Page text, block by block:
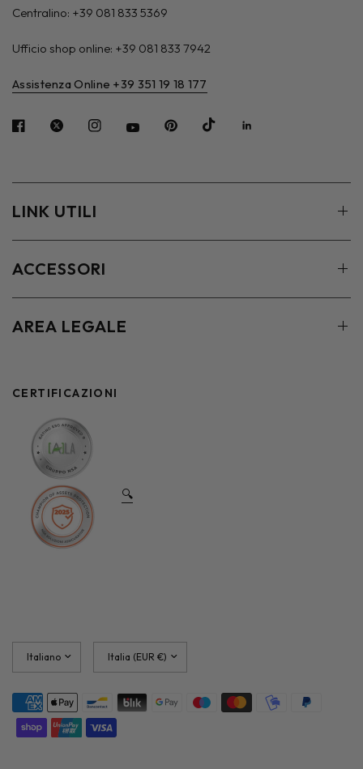
Centralino: +39 081 833 5369
Ufficio shop online: +39 081 833 7942
Assistenza Online +39 351 19 18 177
LINK UTILI
ACCESSORI
AREA LEGALE
CERTIFICAZIONI
🔍
paese/area